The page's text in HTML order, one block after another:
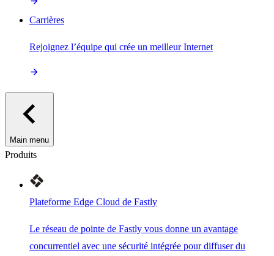
Carrières
Rejoignez l’équipe qui crée un meilleur Internet
Main menu
Produits
Plateforme Edge Cloud de Fastly
Le réseau de pointe de Fastly vous donne un avantage
concurrentiel avec une sécurité intégrée pour diffuser du